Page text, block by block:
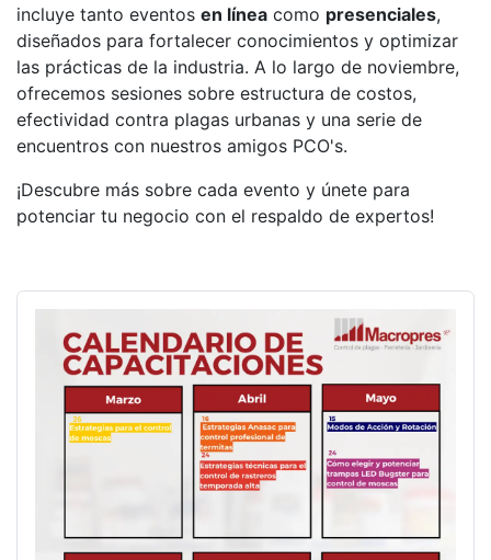
incluye tanto eventos en línea como presenciales,
diseñados para fortalecer conocimientos y optimizar
las prácticas de la industria. A lo largo de noviembre,
ofrecemos sesiones sobre estructura de costos,
efectividad contra plagas urbanas y una serie de
encuentros con nuestros amigos PCO's.
¡Descubre más sobre cada evento y únete para
potenciar tu negocio con el respaldo de expertos!